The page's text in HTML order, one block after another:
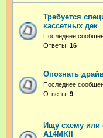
Требуется
кассетных дек
Последнее
Ответы: 16
Опознать
Последнее
Ответы: 9
Ищу схему или
A14MKII